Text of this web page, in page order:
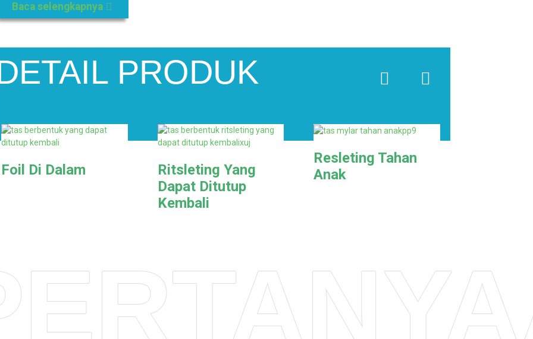
Baca selengkapnya
PRODUK
Foil Di Dalam
Ritsleting Yang
Dapat Ditutup
Kembali
Resleting Tahan
Anak